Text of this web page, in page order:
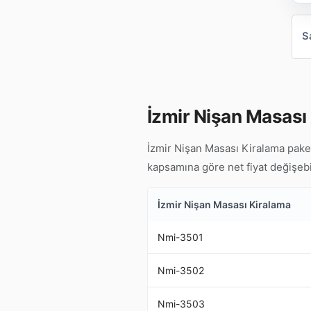
İzmir Nişan
İzmir Nişan Masası Kiralama
kapsamına göre net fiyat
İzmir Nişan Masası Kiralama
Nmi-3501
Nmi-3502
Nmi-3503